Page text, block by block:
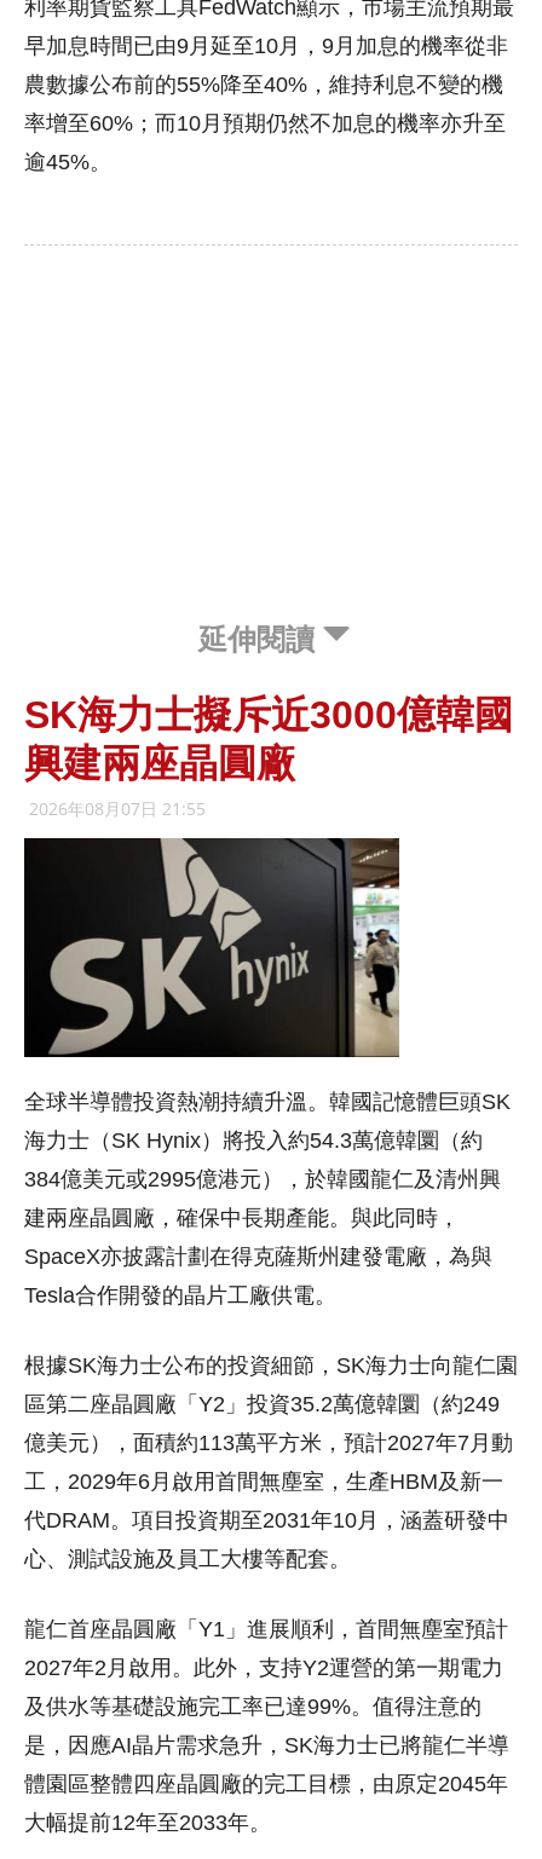
利率期貨監察工具FedWatch顯示，市場主流預期最
早加息時間已由9月延至10月，9月加息的機率從非
農數據公布前的55%降至40%，維持利息不變的機
率增至60%；而10月預期仍然不加息的機率亦升至
逾45%。
延伸閱讀
SK海力士擬斥近3000億韓國
興建兩座晶圓廠
2026年08月07日 21:55
全球半導體投資熱潮持續升溫。韓國記憶體巨頭SK
海力士（SK Hynix）將投入約54.3萬億韓圜（約
384億美元或2995億港元），於韓國龍仁及清州興
建兩座晶圓廠，確保中長期產能。與此同時，
SpaceX亦披露計劃在得克薩斯州建發電廠，為與
Tesla合作開發的晶片工廠供電。
根據SK海力士公布的投資細節，SK海力士向龍仁園
區第二座晶圓廠「Y2」投資35.2萬億韓圜（約249
億美元），面積約113萬平方米，預計2027年7月動
工，2029年6月啟用首間無塵室，生產HBM及新一
代DRAM。項目投資期至2031年10月，涵蓋研發中
心、測試設施及員工大樓等配套。
龍仁首座晶圓廠「Y1」進展順利，首間無塵室預計
2027年2月啟用。此外，支持Y2運營的第一期電力
及供水等基礎設施完工率已達99%。值得注意的
是，因應AI晶片需求急升，SK海力士已將龍仁半導
體園區整體四座晶圓廠的完工目標，由原定2045年
大幅提前12年至2033年。